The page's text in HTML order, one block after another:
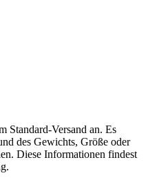
Standard-Versand an. Es
des Gewichts, Größe oder
Diese Informationen findest